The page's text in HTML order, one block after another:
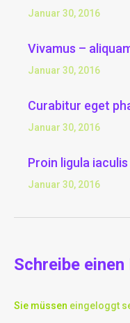
Januar 30, 2016
Vivamus –
Januar 30, 2016
Curabitur eget
Januar 30, 2016
Proin ligula
Januar 30, 2016
Schreibe
Sie müssen eingeloggt